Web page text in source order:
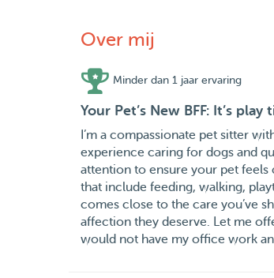
Over mij
Minder dan 1 jaar ervaring
Your Pet’s New BFF: It’s play
I’m a compassionate pet sitter
experience caring for dogs and
attention to ensure your pet
that include feeding, walking,
comes close to the care you’ve
affection they deserve. Let me
would not have my office work